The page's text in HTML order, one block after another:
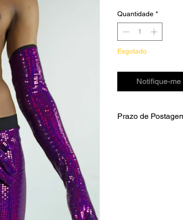
Quantidade *
Esgotado
Notifique-
Prazo de